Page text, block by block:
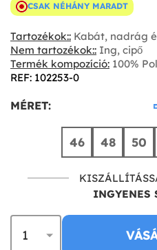
CSAK NÉHÁNY MARADT
Tartozékok:: Kabát, nadrág
Nem tartozékok:: Ing, cipő
Termék kompozíció: 100%
REF: 102253-0
MÉRET:
46 48 50
INGYENES